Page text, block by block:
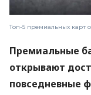
Топ-5 премиальных карт
Премиальные
открывают
повседневные